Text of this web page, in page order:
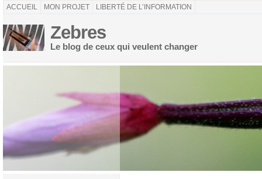
ACCUEIL MON PROJET LIBERTÉ DE L’INFORMATION
Zebres
Le blog de ceux qui veulent changer